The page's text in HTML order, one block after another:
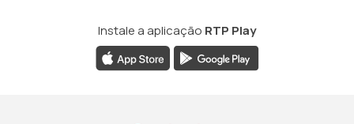
Instale a aplicação RTP Play